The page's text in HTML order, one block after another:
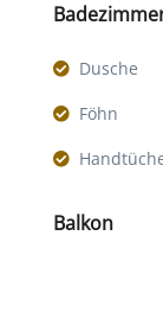
Dusche
Föhn
Balkon